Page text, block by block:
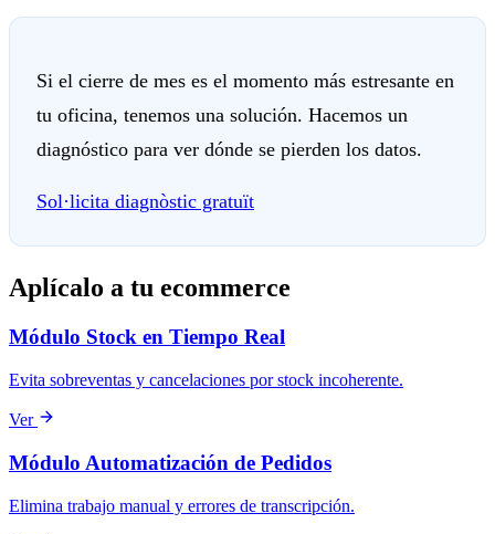
Si el cierre de mes es el momento más estresante en
tu oficina, tenemos una solución. Hacemos un
diagnóstico para ver dónde se pierden los datos.
Sol·licita diagnòstic gratuït
Aplícalo a tu ecommerce
Módulo Stock en Tiempo Real
Evita sobreventas y cancelaciones por stock incoherente.
Ver
Módulo Automatización de Pedidos
Elimina trabajo manual y errores de transcripción.